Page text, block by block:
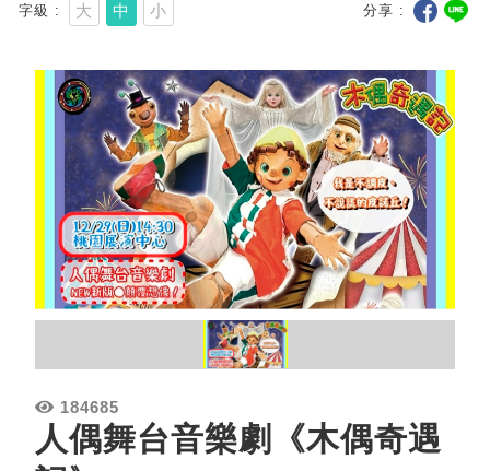
字級 大 中 小 分享
184685
人偶舞台音樂劇《木偶奇遇